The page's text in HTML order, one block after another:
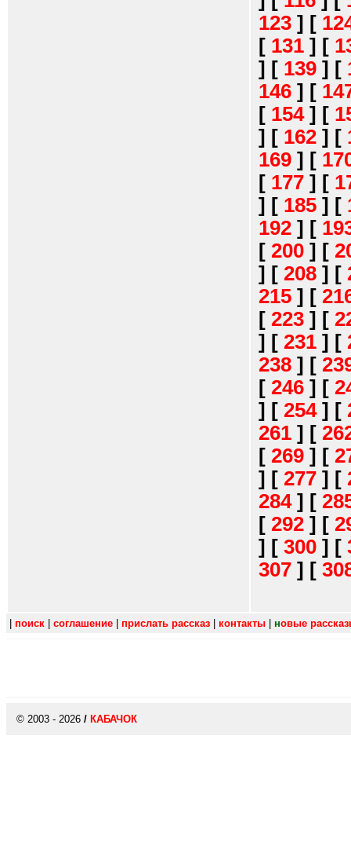
123 ] [
[ 131 ] [
] [ 139 ] [
146 ] [
[ 154] [
] [ 162 ] [
169 ] [
[ 177 ] [
] [ 185 ] [
192 ] [
[ 200 ] [
] [ 208 ] [
215 ] [
[ 223 ] [
] [ 231 ] [
238 ] [
[ 246 ] [
] [ 254] [
261 ] [
[ 269 ] [
] [ 277 ] [
284] [
[ 292 ] [
] [ 300 ] [
307 ] [
поиск соглашение прислать рассказ контакты новые
© 2003 - 2026 / КАБАЧОК